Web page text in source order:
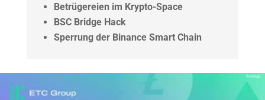
Betrügereien im Krypto-Space
BSC Bridge Hack
Sperrung der Binance Smart Chain